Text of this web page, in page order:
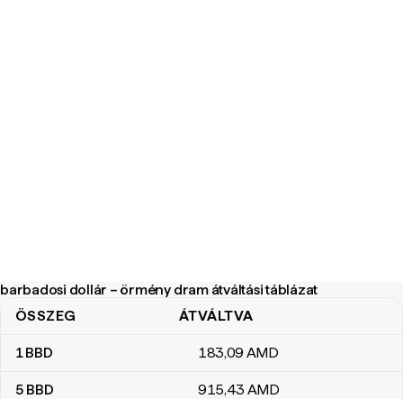
barbadosi dollár – örmény dram átváltási táblázat
barbadosi dollár – örmény dram átváltási táblázat
ÖSSZEG ÁTVÁLTVA
1BBD 183,09 AMD
5 BBD 915,43 AMD